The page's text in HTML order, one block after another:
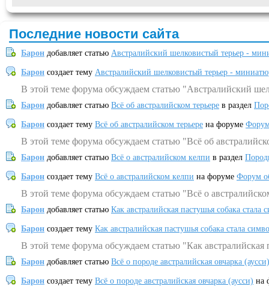
Последние новости сайта
Барон добавляет статью Австралийский шелковистый терьер -
Барон создает тему Австралийский шелковистый терьер -
В этой теме форума обсуждаем статью "Австралийский
Барон добавляет статью Всё об австралийском терьере в раздел
Барон создает тему Всё об австралийском терьере на форуме
В этой теме форума обсуждаем статью "Всё об
Барон добавляет статью Всё о австралийском келпи в раздел
Барон создает тему Всё о австралийском келпи на форуме Форум
В этой теме форума обсуждаем статью "Всё о
Барон добавляет статью Как австралийская пастушья собака
Барон создает тему Как австралийская пастушья собака стала
В этой теме форума обсуждаем статью "Как
Барон добавляет статью Всё о породе австралийская овчарка (аусси)
Барон создает тему Всё о породе австралийская овчарка (аусси) на